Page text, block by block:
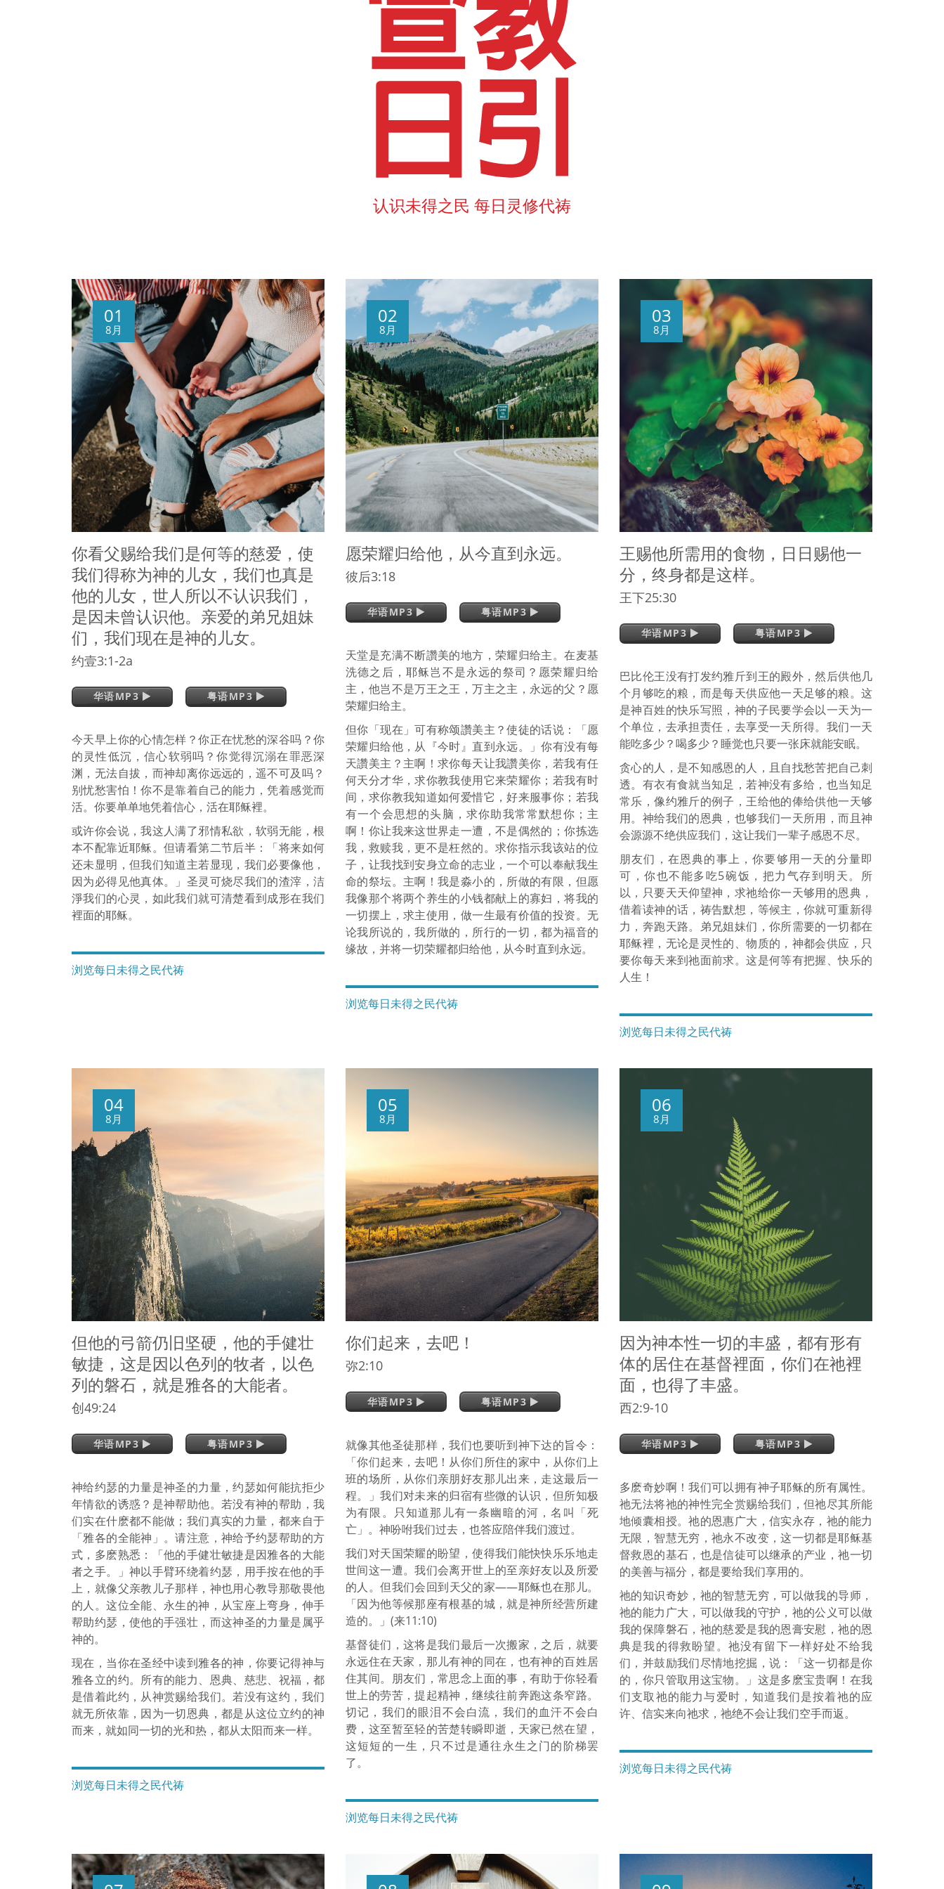
认识未得之民 每日灵修代祷
01
8月
你看父赐给我们是何等的慈爱，使
我们得称为神的儿女，我们也真是
他的儿女，世人所以不认识我们，
是因未曾认识他。亲爱的弟兄姐妹
们，我们现在是神的儿女。
约壹3:1-2a
华语MP3 粤语MP3
今天早上你的心情怎样？你正在忧愁的深谷吗？你
的灵性低沉，信心软弱吗？你觉得沉溺在罪恶深
渊，无法自拔，而神却离你远远的，遥不可及吗？
别忧愁害怕！你不是靠着自己的能力，凭着感觉而
活。你要单单地凭着信心，活在耶稣裡。
或许你会说，我这人满了邪情私欲，软弱无能，根
本不配靠近耶稣。但请看第二节后半：「将来如何
还未显明，但我们知道主若显现，我们必要像他，
因为必得见他真体。」圣灵可烧尽我们的渣滓，洁
淨我们的心灵，如此我们就可清楚看到成形在我们
裡面的耶稣。
浏览每日未得之民代祷
02
8月
愿荣耀归给他，从今直到永远。
彼后3:18
华语MP3 粤语MP3
天堂是充满不断讚美的地方，荣耀归给主。在麦基
洗德之后，耶稣岂不是永远的祭司？愿荣耀归给
主，他岂不是万王之王，万主之主，永远的父？愿
荣耀归给主。
但你「现在」可有称颂讚美主？使徒的话说：「愿
荣耀归给他，从『今时』直到永远。」你有没有每
天讚美主？主啊！求你每天让我讚美你，若我有任
何天分才华，求你教我使用它来荣耀你；若我有时
间，求你教我知道如何爱惜它，好来服事你；若我
有一个会思想的头脑，求你助我常常默想你；主
啊！你让我来这世界走一遭，不是偶然的；你拣选
我，救赎我，更不是枉然的。求你指示我该站的位
子，让我找到安身立命的志业，一个可以奉献我生
命的祭坛。主啊！我是淼小的，所做的有限，但愿
我像那个将两个养生的小钱都献上的寡妇，将我的
一切摆上，求主使用，做一生最有价值的投资。无
论我所说的，我所做的，所行的一切，都为福音的
缘故，并将一切荣耀都归给他，从今时直到永远。
浏览每日未得之民代祷
03
8月
王赐他所需用的食物，日日赐他一
分，终身都是这样。
王下25:30
华语MP3 粤语MP3
巴比伦王没有打发约雅斤到王的殿外，然后供他几
个月够吃的粮，而是每天供应他一天足够的粮。这
是神百姓的快乐写照，神的子民要学会以一天为一
个单位，去承担责任，去享受一天所得。我们一天
能吃多少？喝多少？睡觉也只要一张床就能安眠。
贪心的人，是不知感恩的人，且自找愁苦把自己刺
透。有衣有食就当知足，若神没有多给，也当知足
常乐，像约雅斤的例子，王给他的俸给供他一天够
用。神给我们的恩典，也够我们一天所用，而且神
会源源不绝供应我们，这让我们一辈子感恩不尽。
朋友们，在恩典的事上，你要够用一天的分量即
可，你也不能多吃5碗饭，把力气存到明天。所
以，只要天天仰望神，求祂给你一天够用的恩典，
借着读神的话，祷告默想，等候主，你就可重新得
力，奔跑天路。弟兄姐妹们，你所需要的一切都在
耶稣裡，无论是灵性的、物质的，神都会供应，只
要你每天来到祂面前求。这是何等有把握、快乐的
人生！
浏览每日未得之民代祷
04
8月
但他的弓箭仍旧坚硬，他的手健壮
敏捷，这是因以色列的牧者，以色
列的磐石，就是雅各的大能者。
创49:24
华语MP3 粤语MP3
神给约瑟的力量是神圣的力量，约瑟如何能抗拒少
年情欲的诱惑？是神帮助他。若没有神的帮助，我
们实在什麽都不能做；我们真实的力量，都来自于
「雅各的全能神」。请注意，神给予约瑟帮助的方
式，多麽熟悉：「他的手健壮敏捷是因雅各的大能
者之手。」神以手臂环绕着约瑟，用手按在他的手
上，就像父亲教儿子那样，神也用心教导那敬畏他
的人。这位全能、永生的神，从宝座上弯身，伸手
帮助约瑟，使他的手强壮，而这神圣的力量是属乎
神的。
现在，当你在圣经中读到雅各的神，你要记得神与
雅各立的约。所有的能力、恩典、慈悲、祝福，都
是借着此约，从神赏赐给我们。若没有这约，我们
就无所依靠，因为一切恩典，都是从这位立约的神
而来，就如同一切的光和热，都从太阳而来一样。
浏览每日未得之民代祷
05
8月
你们起来，去吧！
弥2:10
华语MP3 粤语MP3
就像其他圣徒那样，我们也要听到神下达的旨令：
「你们起来，去吧！从你们所住的家中，从你们上
班的场所，从你们亲朋好友那儿出来，走这最后一
程。」我们对未来的归宿有些微的认识，但所知极
为有限。只知道那儿有一条幽暗的河，名叫「死
亡」。神吩咐我们过去，也答应陪伴我们渡过。
我们对天国荣耀的盼望，使得我们能快快乐乐地走
世间这一遭。我们会离开世上的至亲好友以及所爱
的人。但我们会回到天父的家——耶稣也在那儿。
「因为他等候那座有根基的城，就是神所经营所建
造的。」(来11:10)
基督徒们，这将是我们最后一次搬家，之后，就要
永远住在天家，那儿有神的同在，也有神的百姓居
住其间。朋友们，常思念上面的事，有助于你轻看
世上的劳苦，提起精神，继续往前奔跑这条窄路。
切记，我们的眼泪不会白流，我们的血汗不会白
费，这至暂至轻的苦楚转瞬即逝，天家已然在望，
这短短的一生，只不过是通往永生之门的阶梯罢
了。
浏览每日未得之民代祷
06
8月
因为神本性一切的丰盛，都有形有
体的居住在基督裡面，你们在祂裡
面，也得了丰盛。
西2:9-10
华语MP3 粤语MP3
多麽奇妙啊！我们可以拥有神子耶稣的所有属性。
祂无法将祂的神性完全赏赐给我们，但祂尽其所能
地倾囊相授。祂的恩惠广大，信实永存，祂的能力
无限，智慧无穷，祂永不改变，这一切都是耶稣基
督救恩的基石，也是信徒可以继承的产业，祂一切
的美善与福分，都是要给我们享用的。
祂的知识奇妙，祂的智慧无穷，可以做我的导师，
祂的能力广大，可以做我的守护，祂的公义可以做
我的保障磐石，祂的慈爱是我的恩膏安慰，祂的恩
典是我的得救盼望。祂没有留下一样好处不给我
们，并鼓励我们尽情地挖掘，说：「这一切都是你
的，你只管取用这宝物。」这是多麽宝贵啊！在我
们支取祂的能力与爱时，知道我们是按着祂的应
许、信实来向祂求，祂绝不会让我们空手而返。
浏览每日未得之民代祷